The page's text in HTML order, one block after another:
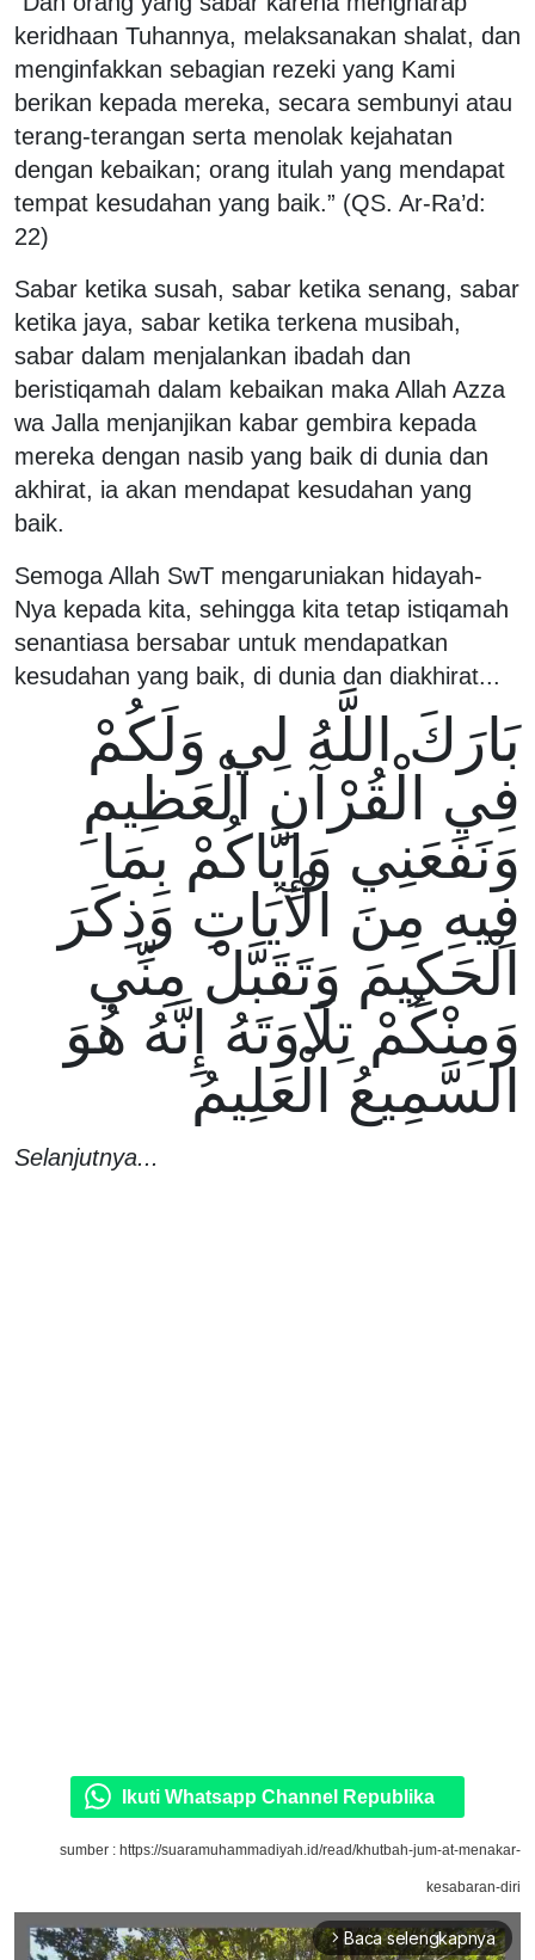
keridhaan Tuhannya, melaksanakan shalat, dan
menginfakkan sebagian rezeki yang Kami
berikan kepada mereka, secara sembunyi atau
terang-terangan serta menolak kejahatan
dengan kebaikan; orang itulah yang mendapat
tempat kesudahan yang baik.” (QS. Ar-Ra’d:
22)
Sabar ketika susah, sabar ketika senang, sabar
ketika jaya, sabar ketika terkena musibah,
sabar dalam menjalankan ibadah dan
beristiqamah dalam kebaikan maka Allah Azza
wa Jalla menjanjikan kabar gembira kepada
mereka dengan nasib yang baik di dunia dan
akhirat, ia akan mendapat kesudahan yang
baik.
Semoga Allah SwT mengaruniakan hidayah-
Nya kepada kita, sehingga kita tetap istiqamah
senantiasa bersabar untuk mendapatkan
kesudahan yang baik, di dunia dan diakhirat...
بَارَكَ اللَّهُ لِي وَلَكُمْ
فِي الْقُرْآنِ الْعَظِيمِ
وَنَفَعَنِي وَإِيَّاكُمْ بِمَا
فِيهِ مِنَ الْآيَاتِ وَذِكَرَ
الْحَكِيمَ وَتَقَبَّلْ مِنِّي
وَمِنْكُمْ تِلَاوَتَهُ إِنَّهُ هُوَ
السَّمِيعُ الْعَلِيمُ
Selanjutnya...
Ikuti Whatsapp Channel Republika
sumber : https://suaramuhammadiyah.id/read/khutbah-jum-at-menakar-
kesabaran-diri
arrow_forward_ios Baca selengkapnya